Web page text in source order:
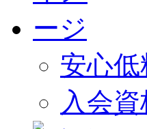
安心低
入会資